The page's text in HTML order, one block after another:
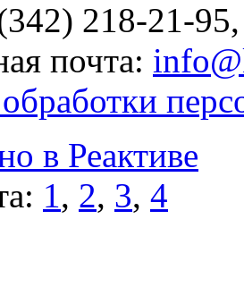
218-21-
почта:
в Реактиве
1, 2, 3, 4